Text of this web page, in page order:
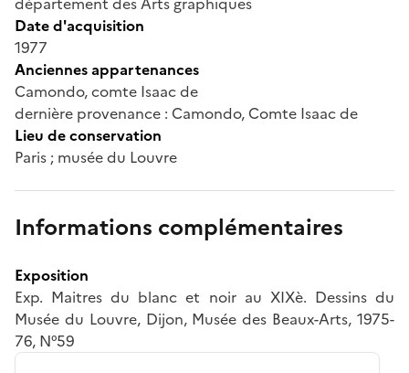
Date d'acquisition
1977
Anciennes appartenances
Camondo, comte Isaac de
dernière provenance : Camondo, Comte Isaac de
Lieu de conservation
Paris ; musée du Louvre
Informations complémentaires
Exposition
Exp. Maitres du blanc et noir au XIXè. Dessins du
Musée du Louvre, Dijon, Musée des Beaux-Arts, 1975-
76, N°59